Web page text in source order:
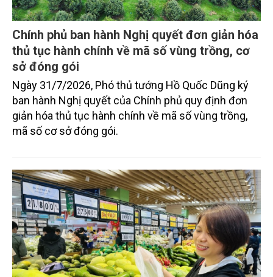
Chính phủ ban hành Nghị quyết đơn giản hóa
thủ tục hành chính về mã số vùng trồng, cơ
sở đóng gói
Ngày 31/7/2026, Phó thủ tướng Hồ Quốc Dũng ký
ban hành Nghị quyết của Chính phủ quy định đơn
giản hóa thủ tục hành chính về mã số vùng trồng,
mã số cơ sở đóng gói.